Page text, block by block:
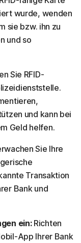
wurde, wenden
sie bzw. ihn zu
und so
Sie RFID-
und kann bei
Geld helfen.
Sie Ihre
Transaktion
Bank und
ein:Richten
App Ihrer Bank